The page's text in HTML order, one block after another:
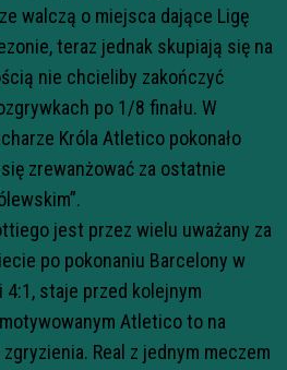
walczą o miejsca dające Ligę
teraz jednak skupiają się na
nie chcieliby zakończyć
po 1/8 finału. W
Króla Atletico pokonało
zrewanżować za ostatnie
jest przez wielu uważany za
po pokonaniu Barcelony w
staje przed kolejnym
Atletico to na
Real z jednym meczem